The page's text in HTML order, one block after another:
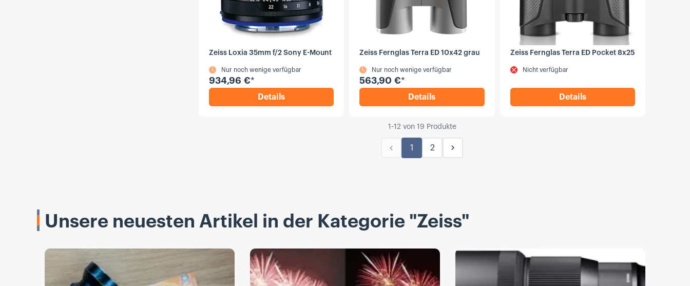
Zeiss Loxia 35mm f/2 Sony E-Mount
Nur noch wenige verfügbar
934,96 €*
Details
Zeiss Loxia 35mm f/2 Sony E-Mount
Zeiss Fernglas Terra ED 10x42 grau
Nur noch wenige verfügbar
563,90 €*
Details
Zeiss Fernglas Terra ED 10x42 grau
Zeiss Fernglas Terra ED Pocket 8x25
Nicht verfügbar
Details
Zeiss Fernglas Terra ED
1 -12 von 19 Produkte
1 2
Unsere neuesten Artikel in der Kategorie "Zeiss"